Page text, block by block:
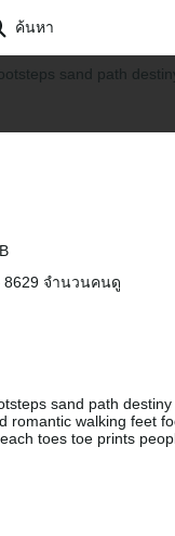
ค้นหา
จำนวนคนดู
sand path
romantic walking feet
toes toe prints